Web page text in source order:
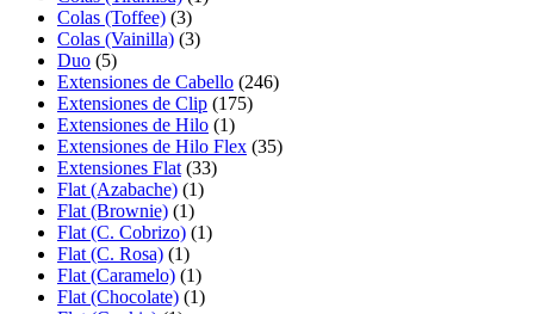
Colas (Toffee) (3)
Colas (Vainilla) (3)
Duo (5)
Extensiones de Cabello (246)
Extensiones de Clip (175)
Extensiones de Hilo (1)
Extensiones de Hilo Flex (35)
Extensiones Flat (33)
Flat (Azabache) (1)
Flat (Brownie) (1)
Flat (C. Cobrizo) (1)
Flat (C. Rosa) (1)
Flat (Caramelo) (1)
Flat (Chocolate) (1)